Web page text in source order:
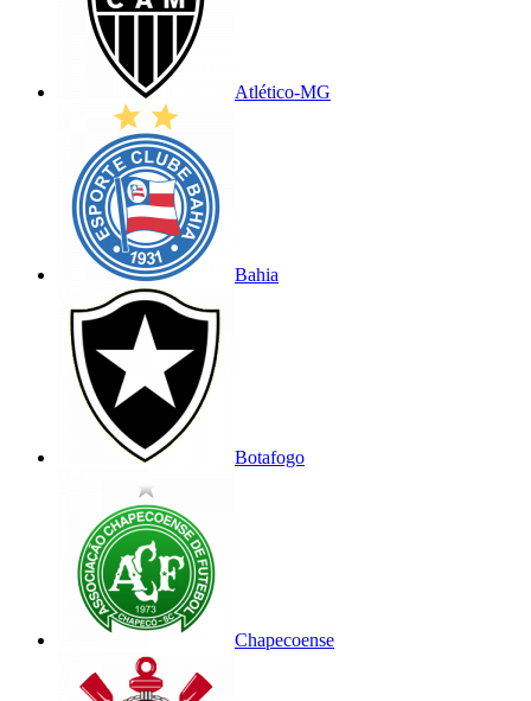
Atlético-MG
Bahia
Botafogo
Chapecoense